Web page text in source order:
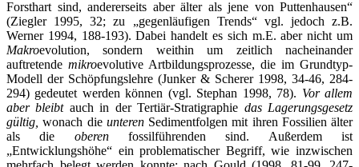
Forsthart sind, andererseits aber älter als jene von Puttenhausen“
(Ziegler 1995, 32; zu „gegenläufigen Trends“ vgl. jedoch z.B.
Werner 1994, 188-193). Dabei handelt es sich m.E. aber nicht um
Makroevolution, sondern weithin um zeitlich nacheinander
auftretende mikroevolutive Artbildungsprozesse, die im Grundtyp-
Modell der Schöpfungslehre (Junker & Scherer 1998, 34-46, 284-
294) gedeutet werden können (vgl. Stephan 1998, 78). Vor allem
aber bleibt auch in der Tertiär-Stratigraphie das Lagerungsgesetz
gültig,wonach die unterenSedimentfolgen mit ihren Fossilien älter
als die oberenfossilführenden sind. Außerdem ist
„Entwicklungshöhe“ ein problematischer Begriff, wie inzwischen